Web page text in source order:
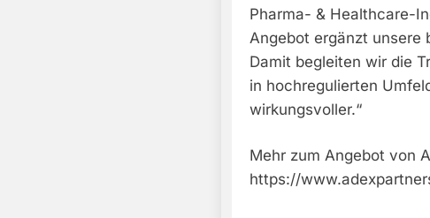
Pharma- & Healthcare-
Angebot ergänzt unsere
Damit begleiten wir die
in hochregulierten
wirkungsvoller.“
Mehr zum Angebot von
https://